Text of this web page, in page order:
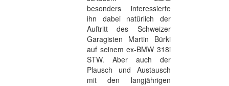
besonders interessierte
ihn dabei natürlich der
Auftritt des Schweizer
Garagisten Martin Bürki
auf seinem ex-BMW 318i
STW. Aber auch der
Plausch und Austausch
mit den langjährigen